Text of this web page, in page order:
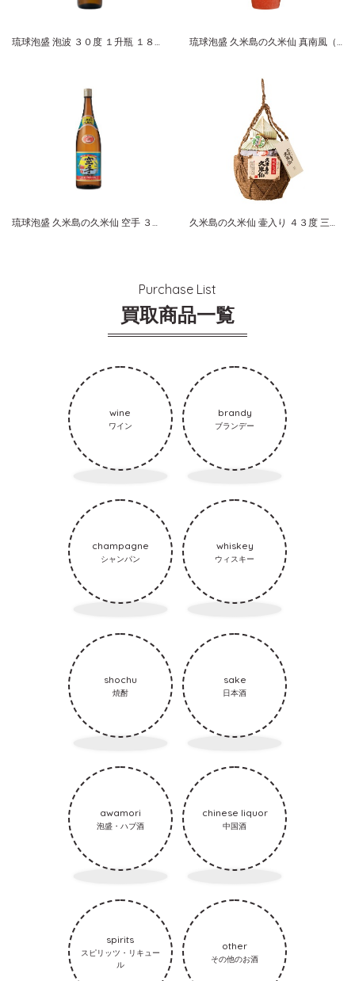
琉球泡盛 泡波 ３０度 １升瓶 １８００ｍｌ 琉球泡盛 久米島の久米仙 真南風（まふぇー） 琉球ガラス 赤
琉球泡盛 久米島の久米仙 空手 ３０度 １８００ｍｌ 久米島の久米仙 壷入り ４３度 三升壺 ５４００ｍｌ
Purchase List
買取商品一覧
wine
ワイン
brandy
ブランデー
champagne
シャンパン
whiskey
ウィスキー
shochu
焼酎
sake
日本酒
awamori
泡盛・ハブ酒
chinese liquor
中国酒
spirits
スピリッツ・リキュー
ル
other
その他のお酒